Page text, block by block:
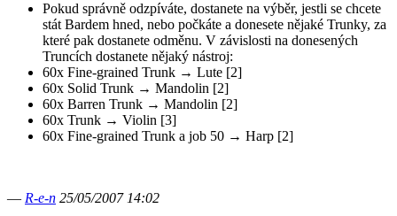
Pokud správně odzpíváte, dostanete na výběr, jestli se chcete
stát Bardem hned, nebo počkáte a donesete nějaké Trunky, za
které pak dostanete odměnu. V závislosti na donesených
Truncích dostanete nějaký nástroj:
60x Fine-grained Trunk → Lute [2]
60x Solid Trunk → Mandolin [2]
60x Barren Trunk → Mandolin [2]
60x Trunk → Violin [3]
60x Fine-grained Trunk a job 50 → Harp [2]
— R-e-n 25/05/2007 14:02